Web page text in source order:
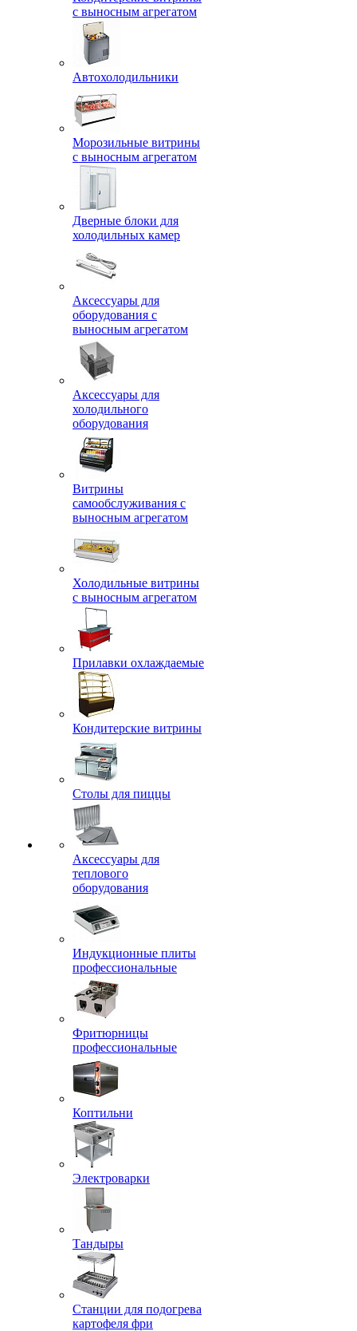
с выносным агрегатом
Автохолодильники
Морозильные витрины
с выносным агрегатом
Дверные блоки для
холодильных камер
Аксессуары для
оборудования с
выносным агрегатом
Аксессуары для
холодильного
оборудования
Витрины
самообслуживания с
выносным агрегатом
Холодильные витрины
с выносным агрегатом
Прилавки охлаждаемые
Кондитерские витрины
Столы для пиццы
Аксессуары для
теплового
оборудования
Индукционные плиты
профессиональные
Фритюрницы
профессиональные
Коптильни
Электроварки
Тандыры
Станции для подогрева
картофеля фри